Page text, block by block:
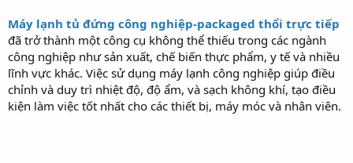
Máy lạnh tủ đứng công nghiệp-packaged thổi trực tiếp
đã trở thành một công cụ không thể thiếu trong các ngành
công nghiệp như sản xuất, chế biến thực phẩm, y tế và nhiều
lĩnh vực khác. Việc sử dụng máy lạnh công nghiệp giúp điều
chỉnh và duy trì nhiệt độ, độ ẩm, và sạch không khí, tạo điều
kiện làm việc tốt nhất cho các thiết bị, máy móc và nhân viên.